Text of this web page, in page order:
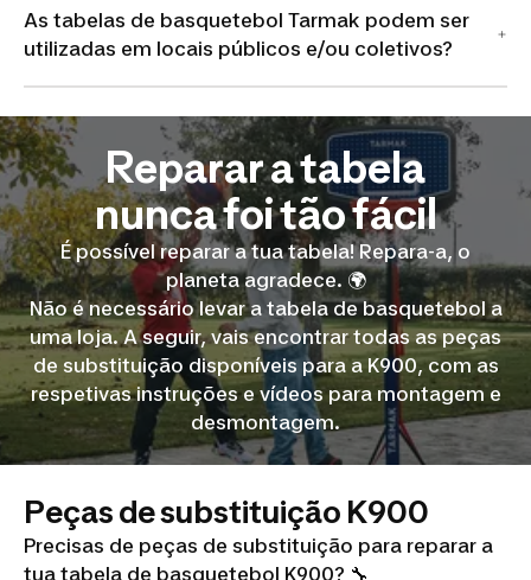
As tabelas de basquetebol Tarmak podem ser
utilizadas em locais públicos e/ou coletivos?
Reparar a tabela
nunca foi tão fácil
É possível reparar a tua tabela! Repara-a, o
planeta agradece. 🌍
Não é necessário levar a tabela de basquetebol a
uma loja. A seguir, vais encontrar todas as peças
de substituição disponíveis para a K900, com as
respetivas instruções e vídeos para montagem e
desmontagem.
Peças de substituição K900
Precisas de peças de substituição para reparar a
tua tabela de basquetebol K900? 🔧